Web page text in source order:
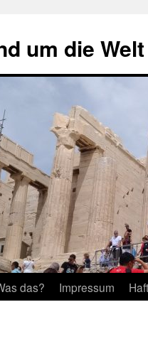
um die Welt
das? Impressum